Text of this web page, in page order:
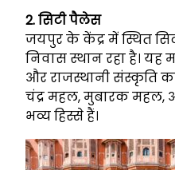
2. सिटी पैलेस
जयपुर के केंद्र में स्थित
निवास स्थान रहा है।
और राजस्थानी संस्कृति
चंद्र महल, मुबारक
भव्य हिस्से हैं।